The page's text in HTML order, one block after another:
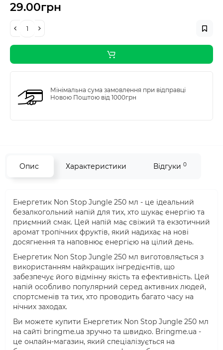
29.00грн
Мінімальна сума замовлення при відправці
Новою Поштою від 1000грн
Опис Характеристики Відгуки 0
Енергетик Non Stop Jungle 250 мл - це ідеальний
безалкогольний напій для тих, хто шукає енергію та
приємний смак. Цей напій має свіжий та екзотичний
аромат тропічних фруктів, який надихає на нові
досягнення та наповнює енергією на цілий день.
Енергетик Non Stop Jungle 250 мл виготовляється з
використанням найкращих інгредієнтів, що
забезпечує його відмінну якість та ефективність. Цей
напій особливо популярний серед активних людей,
спортсменів та тих, хто проводить багато часу на
нічних заходах.
Ви можете купити Енергетик Non Stop Jungle 250 мл
на сайті bringme.ua зручно та швидко. Bringme.ua -
це онлайн-магазин, який спеціалізується на